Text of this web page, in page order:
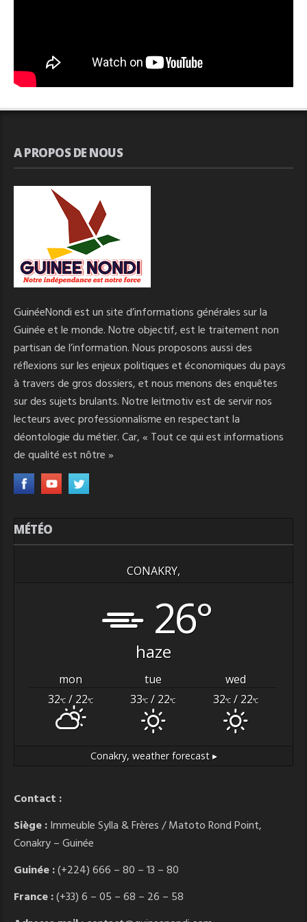
A PROPOS DE NOUS
GuinéeNondi est un site d’informations générales sur la
Guinée et le monde. Notre objectif, est le traitement non
partisan de l’information. Nous proposons aussi des
réflexions sur les enjeux politiques et économiques du pays
à travers de gros dossiers, et nous menons des enquêtes
sur des sujets brulants. Notre leitmotiv est de servir nos
lecteurs avec professionnalisme en respectant la
déontologie du métier. Car, « Tout ce qui est informations
de qualité est nôtre »
MÉTÉO
CONAKRY,
26°
haze
mon tue
wed
32°C / 22°C 33°C / 22°C 32°C/ 22°C
Conakry, weather forecast ▸
Contact :
Siège :Immeuble Sylla & Frères / Matoto Rond Point,
Conakry – Guinée
Guinée :(+224) 666 – 80 – 13 – 80
France :(+33) 6 – 05 – 68 – 26 – 58